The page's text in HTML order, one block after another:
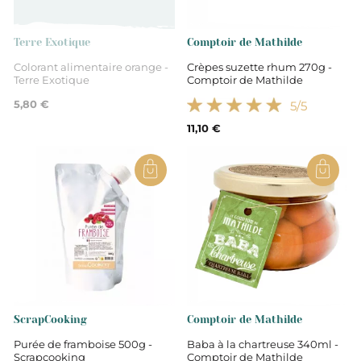
Aides pâtisserie
Terre Exotique
Colorant alimentaire orange -
Terre Exotique
5,80 €
Comptoir de Mathilde
Crèpes suzette rhum 270g -
Comptoir de Mathilde
5/5
11,10 €
ScrapCooking
Purée de framboise 500g -
Scrapcooking
Comptoir de Mathilde
Baba à la chartreuse 340ml -
Comptoir de Mathilde